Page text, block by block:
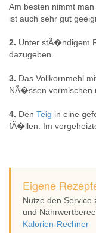
Am besten nimmt
ist auch sehr gut
2. Unter stÃ�ndigem
dazugeben.
3. Das Vollkornmehl
NÃ�ssen vermischen
4. Den Teig in eine
fÃ�llen. Im
Eigene
Nutze den Service
und
Kalorien-Rechner